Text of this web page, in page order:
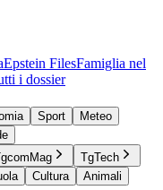
Epstein FilesFamiglia nel
i dossier
Sport
Meteo
TgTech
Cultura
Animali